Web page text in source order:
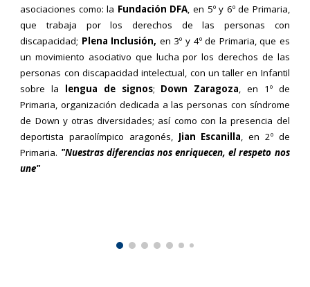
asociaciones como: la Fundación DFA, en 5º y 6º de Primaria,
que trabaja por los derechos de las personas con
discapacidad; Plena Inclusión, en 3º y 4º de Primaria, que es
un movimiento asociativo que lucha por los derechos de las
personas con discapacidad intelectual, con un taller en Infantil
sobre la lengua de signos; Down Zaragoza, en 1º de
Primaria, organización dedicada a las personas con síndrome
de Down y otras diversidades; así como con la presencia del
deportista paraolímpico aragonés, Jian Escanilla, en 2º de
Primaria. "Nuestras diferencias nos enriquecen, el respeto nos
une"